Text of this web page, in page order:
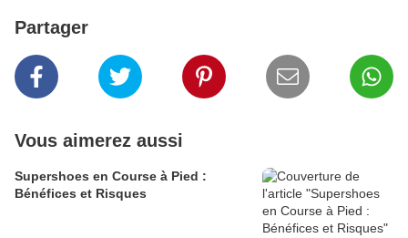
Partager
Vous aimerez aussi
Supershoes en Course à Pied :
Bénéfices et Risques